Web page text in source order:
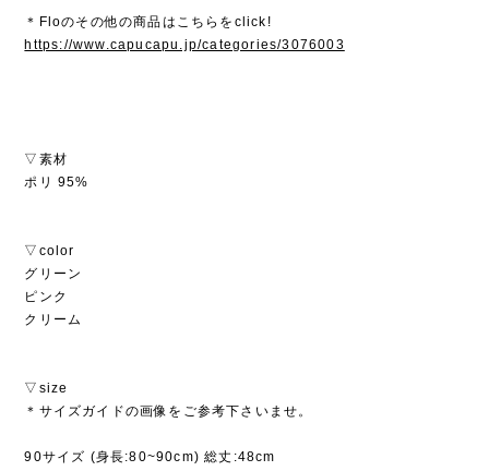
＊Floのその他の商品はこちらをclick!
https://www.capucapu.jp/categories/3076003
▽素材
ポリ 95%
▽color
グリーン
ピンク
クリーム
▽size
＊サイズガイドの画像をご参考下さいませ。
90サイズ (身長:80~90cm) 総丈:48cm